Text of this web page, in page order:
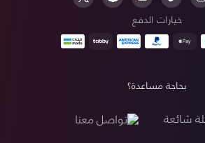
خيارات الدفع
بحاجة مساعدة؟
شائعة
تواصل معنا